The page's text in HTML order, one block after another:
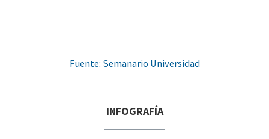
Fuente: Semanario Universidad
INFOGRAFÍA